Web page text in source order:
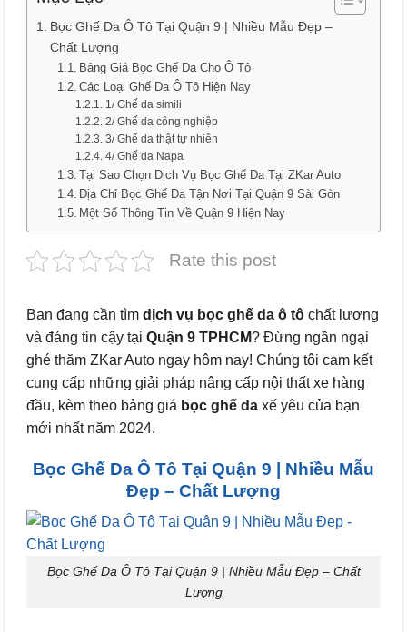
Bọc Ghế Da Ô Tô Tại Quận 9 | Nhiều Mẫu Đẹp –
Chất Lượng
Bảng Giá Bọc Ghế Da Cho Ô Tô
Các Loại Ghế Da Ô Tô Hiện Nay
1/ Ghế da simili
2/ Ghế da công nghiệp
3/ Ghế da thật tự nhiên
4/ Ghế da Napa
Tại Sao Chọn Dịch Vụ Bọc Ghế Da Tại ZKar Auto
Địa Chỉ Bọc Ghế Da Tận Nơi Tại Quận 9 Sài Gòn
Một Số Thông Tin Về Quận 9 Hiện Nay
Rate this post
Bạn đang cần tìm dịch vụ bọc ghế da ô tô chất lượng
và đáng tin cậy tại Quận 9 TPHCM? Đừng ngần ngại
ghé thăm ZKar Auto ngay hôm nay! Chúng tôi cam kết
cung cấp những giải pháp nâng cấp nội thất xe hàng
đầu, kèm theo bảng giá bọc ghế da xế yêu của bạn
mới nhất năm 2024.
Bọc Ghế Da Ô Tô Tại Quận 9 | Nhiều Mẫu
Đẹp – Chất Lượng
Bọc Ghế Da Ô Tô Tại Quận 9 | Nhiều Mẫu Đẹp – Chất
Lượng